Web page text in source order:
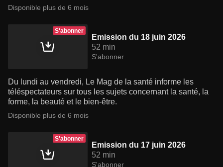
Disponible plus de 6 mois
S'abonner
Emission du 18 juin 2026
52 min
S'abonner
Du lundi au vendredi, Le Mag de la santé informe les
téléspectateurs sur tous les sujets concernant la santé, la
forme, la beauté et le bien-être.
Disponible plus de 6 mois
S'abonner
Emission du 17 juin 2026
52 min
S'abonner